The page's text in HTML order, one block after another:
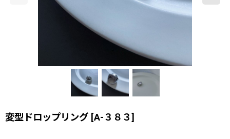
変型ドロップリング [A-３８３]